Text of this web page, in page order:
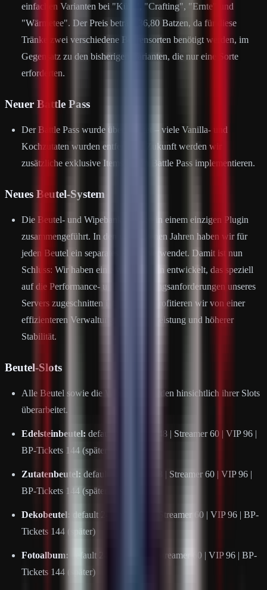
einfachen Varianten bei "Kühl", "Crafting", "Ernte" und
"Wärmetee". Der Preis beträgt 36,80 Batzen, da für diese
Tränke zwei verschiedene Beerensorten benötigt werden, im
Gegensatz zu den bisherigen Varianten, die nur eine Sorte
erforderten.
Neuer Battle Pass
Der Battle Pass wurde überarbeitet – viele Vanilla- und
Kochzutaten wurden entfernt. In Zukunft werden wir
zusätzliche exklusive Items in den Battle Pass implementieren.
Neues Beutel-System
Die Beutel- und Wipebank wurden in einem einzigen Plugin
zusammengeführt. In den vergangenen Jahren haben wir für
jeden Beutel ein separates Plugin verwendet. Damit ist nun
Schluss: Wir haben ein eigenes Plugin entwickelt, das speziell
auf die Performance- und Optimierungsanforderungen unseres
Servers zugeschnitten ist. Dadurch profitieren wir von einer
effizienteren Verwaltung, besseren Leistung und höherer
Stabilität.
Beutel-Slots
Alle Beutel sowie die Wipebank wurden hinsichtlich ihrer Slots
überarbeitet.
Edelsteinbeutel: default 24 | Steam 48 | Streamer 60 | VIP 96 |
BP-Tickets 144 (später)
Zutatenbeutel: default 24 | Steam 48 | Streamer 60 | VIP 96 |
BP-Tickets 144 (später)
Dekobeutel:
default 24 | Steam 48 | Streamer 60 | VIP 96 | BP-
Tickets 144 (später)
Fotoalbum: default 24 | Steam 48 | Streamer 60 | VIP 96 | BP-
Tickets 144 (später)